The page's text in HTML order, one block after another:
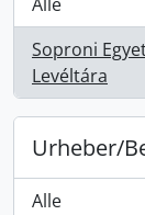
Soproni
Levéltára
, 1 Ergebnisse
Urheber/
Alle